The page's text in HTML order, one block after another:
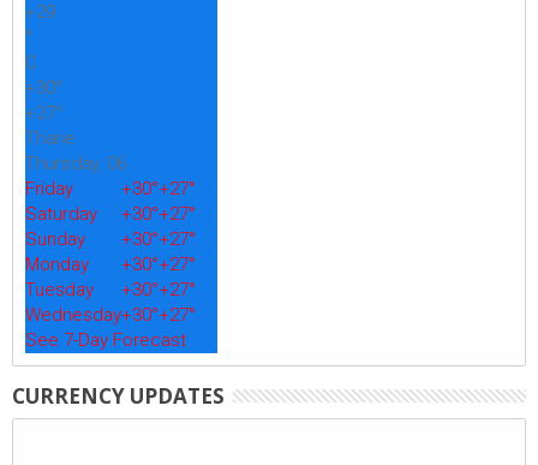
+29
°
C
+30°
+27°
Thane
Thursday, 06
Friday
+30°+27°
Saturday
+30°+27°
Sunday
+30°+27°
Monday
+30°+27°
Tuesday
+30°+27°
Wednesday+30°+27°
See 7-Day Forecast
CURRENCY UPDATES